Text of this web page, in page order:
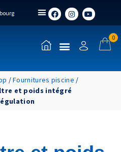
0
/Fournitures piscine /
et poids intégré